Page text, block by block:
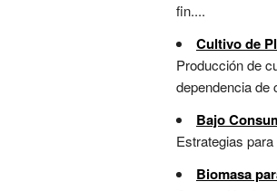
fin....
Cultivo de
Producción de
dependencia de
Bajo
Estrategias
Biomasa